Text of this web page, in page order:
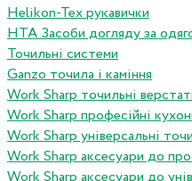
Helikon-Tex рукавички
HTA Засоби догляду за
Точильні системи
Ganzo точила і каміння
Work Sharp точильні
Work Sharp професiйнi
Work Sharp унiверсальнi
Work Sharp аксесуари до